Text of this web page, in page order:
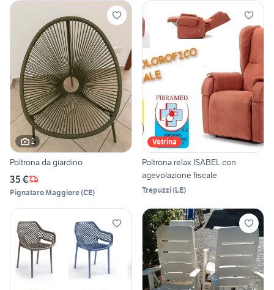
2
Poltrona da giardino
35 €
Pignataro Maggiore(CE)
Vetrina
Poltrona relax ISABEL con
agevolazione fiscale
Trepuzzi(LE)